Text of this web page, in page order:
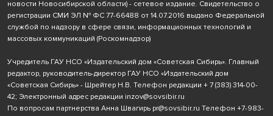
новости Новосибирской области) - сетевое издание. Свидетельство о
регистрации СМИ ЭЛ № ФС 77-66488 от 14.07.2016 выдано Федеральной
службой по надзору в сфере связи, информационных технологий и
массовых коммуникаций (Роскомнадзор)
Учредитель ГАУ НСО «Издательский дом «Советская Сибирь». Главный
редактор, руководитель-директор ГАУ НСО «Издательский дом
«Советская Сибирь» - Шрейтер Н.В. Телефон редакции + 7 (383) 314-00-
42; Электронный адрес редакции inzov@sovsibir.ru
По вопросам партнерства Анна Швагирь pr@sovsibir.ru Телефон +7-983-